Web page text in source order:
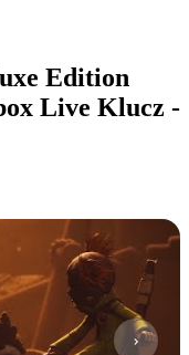
Edition
Live Klucz -